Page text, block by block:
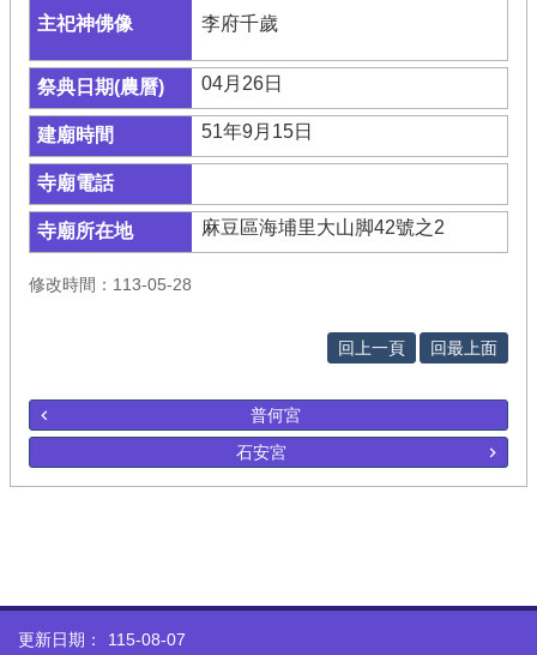
李府千歲
04月26日
51年9月15日
麻豆區海埔里大山脚42號之2
修改時間：113-05-28
回上一頁 回最上面
普何宮
石安宮
更新日期： 115-08-07